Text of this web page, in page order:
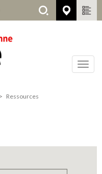
Tarn-
Ressources